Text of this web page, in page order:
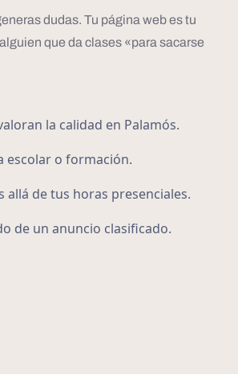
dudas. Tu página web es tu
que da clases «para sacarse
la calidad en Palamós.
escolar o formación.
de tus horas presenciales.
de un anuncio clasificado.